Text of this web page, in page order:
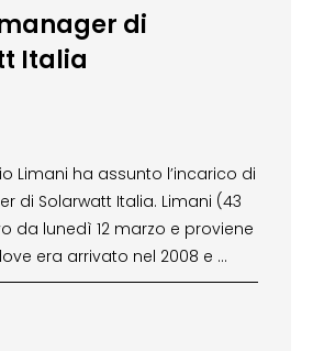
di
Italia
Limani ha assunto l’incarico di
di Solarwatt Italia. Limani (43
da lunedì 12 marzo e proviene
era arrivato nel 2008 e …